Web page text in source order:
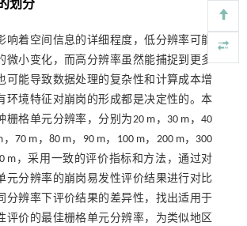
划分
响着空间信息的详细程度，低分辨率可能
微小变化，而高分辨率虽然能捕捉到更多
可能导致数据处理的复杂性和计算成本增
环境特征对崩岗的形成都是决定性的。本
栅格单元分辨率，分别为20 m，30 m，40
，70 m，80 m，90 m，100 m，200 m，300
m，采用一致的评价指标和方法，通过对
元分辨率的崩岗易发性评价结果进行对比
分辨率下评价结果的差异性，找出适用于
评价的最佳栅格单元分辨率，为类似地区